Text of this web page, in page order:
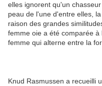
elles ignorent qu'un
peau de l'une d'entre elles,
raison des grandes
femme oie a été comparée
femme qui alterne entre la
Knud Rasmussen a recueilli